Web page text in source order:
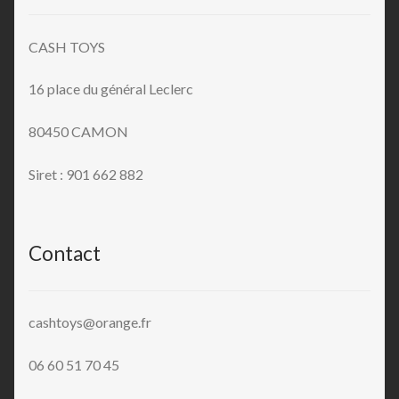
CASH TOYS
16 place du général Leclerc
80450 CAMON
Siret : 901 662 882
Contact
cashtoys@orange.fr
06 60 51 70 45